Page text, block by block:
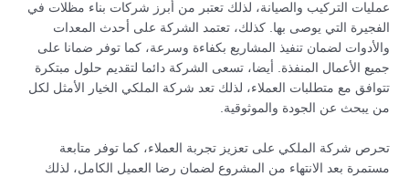
عمليات التركيب والصيانة، لذلك تعتبر من أبرز شركات بناء مظلات في
الفجيرة التي يوصى بها. كذلك، تعتمد الشركة على أحدث المعدات
والأدوات لضمان تنفيذ المشاريع بكفاءة وسرعة، كما توفر ضمانا على
جميع الأعمال المنفذة. أيضا، تسعى الشركة دائما لتقديم حلول مبتكرة
تتوافق مع متطلبات العملاء، لذلك تعد شركة الملكي الخيار الأمثل لكل
من يبحث عن الجودة والموثوقية.
تحرص شركة الملكي على تعزيز تجربة العملاء، كما توفر متابعة
مستمرة بعد الانتهاء من المشروع لضمان رضا العميل الكامل، لذلك